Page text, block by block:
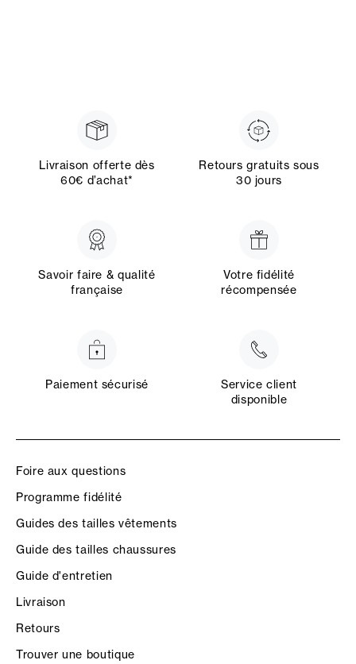
Livraison offerte dès
60€ d’achat*
Retours gratuits sous
30 jours
Savoir faire & qualité
française
Votre fidélité
récompensée
Paiement sécurisé
Service client
disponible
Foire aux questions
Programme fidélité
Guides des tailles vêtements
Guide des tailles chaussures
Guide d'entretien
Livraison
Retours
Trouver une boutique